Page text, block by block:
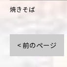
焼きそば
< 前のページ